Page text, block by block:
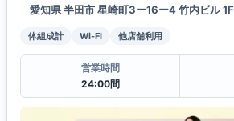
愛知県 半田市 星崎町3ー16ー4 竹内ビル 1F
体組成計 Wi-Fi 他店舗利用
営業時間
24:00間